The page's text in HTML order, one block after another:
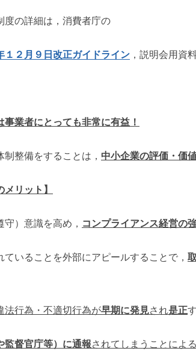
の詳細は，消費者庁の
１２月９日改正ガイドライン ，説明会用資
業者にとっても非常に有益！
整備をすることは， 中小企業の評価・価
リット】
）意識を高め， コンプライアンス経営の
いることを外部にアピールすることで，
法行為・不適切行為が早期に発見され是正
監督官庁等）に通報されてしまうことによる